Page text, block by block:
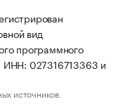
вид
программного
ИНН: 027316713363 и
источников.